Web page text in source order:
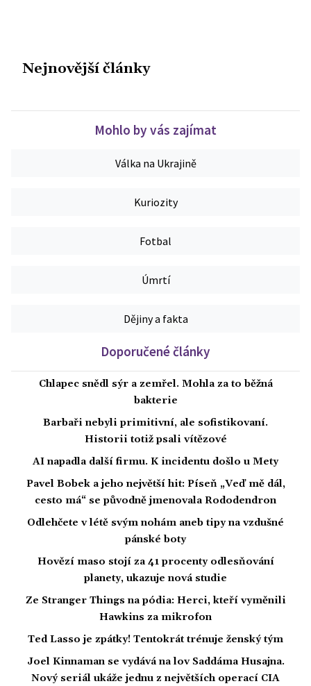
Nejnovější články
Mohlo by vás zajímat
Válka na Ukrajině
Kuriozity
Fotbal
Úmrtí
Dějiny a fakta
Doporučené články
Chlapec snědl sýr a zemřel. Mohla za to běžná
bakterie
Barbaři nebyli primitivní, ale sofistikovaní.
Historii totiž psali vítězové
AI napadla další firmu. K incidentu došlo u Mety
Pavel Bobek a jeho největší hit: Píseň „Veď mě dál,
cesto má“ se původně jmenovala Rododendron
Odlehčete v létě svým nohám aneb tipy na vzdušné
pánské boty
Hovězí maso stojí za 41 procenty odlesňování
planety, ukazuje nová studie
Ze Stranger Things na pódia: Herci, kteří vyměnili
Hawkins za mikrofon
Ted Lasso je zpátky! Tentokrát trénuje ženský tým
Joel Kinnaman se vydává na lov Saddáma Husajna.
Nový seriál ukáže jednu z největších operací CIA